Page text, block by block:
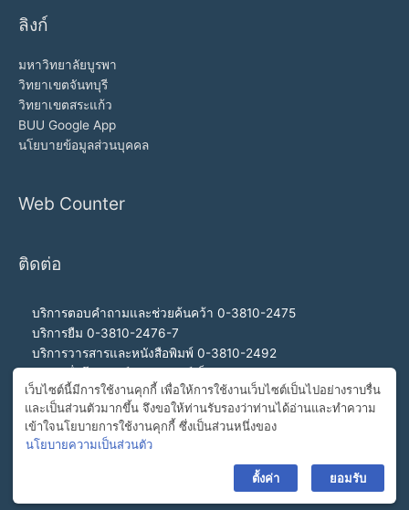
ลิงก์
มหาวิทยาลัยบูรพา
วิทยาเขตจันทบุรี
วิทยาเขตสระแก้ว
BUU Google App
นโยบายข้อมูลส่วนบุคคล
Web Counter
ติดต่อ
บริการตอบคำถามและช่วยค้นคว้า 0-3810-2475
บริการยืม 0-3810-2476-7
บริการวารสารและหนังสือพิมพ์ 0-3810-2492
สำนักงานผู้อำนวยการ 0-3810-2460, 0-3810-2465
สายด่วนผู้อำนวยการ 092-989-2993
อีเมล buulibrary@buu.ac.th
เว็บไซต์นี้มีการใช้งานคุกกี้ เพื่อให้การใช้งานเว็บไซต์เป็นไปอย่างราบรื่น
และเป็นส่วนตัวมากขึ้น จึงขอให้ท่านรับรองว่าท่านได้อ่านและทำความ
เข้าใจนโยบายการใช้งานคุกกี้ ซึ่งเป็นส่วนหนึ่งของ
นโยบายความเป็นส่วนตัว
ตั้งค่า ยอมรับ